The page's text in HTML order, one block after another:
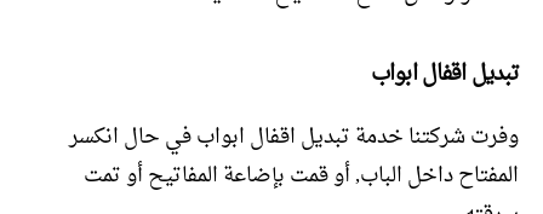
تبديل اقفال ابواب
وفرت شركتنا خدمة تبديل اقفال ابواب في حال انكسر
المفتاح داخل الباب, أو قمت بإضاعة المفاتيح أو تمت